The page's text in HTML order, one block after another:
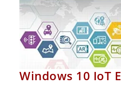
Windows 10 IoT